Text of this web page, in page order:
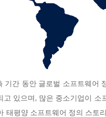
기간 동안 글로벌 소프트웨어
고 있으며, 많은 중소기업이
태평양 소프트웨어 정의 스토